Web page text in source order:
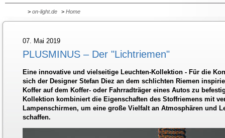
> on-light.de > Home
07. Mai 2019
PLUSMINUS – Der "Lichtriemen"
Eine innovative und vielseitige Leuchten-Kollektion - Für die
sich der Designer Stefan Diez an dem schlichten Riemen
Koffer auf dem Koffer- oder Fahrradträger eines Autos zu
Kollektion kombiniert die Eigenschaften des Stoffriemens mit
Lampenschirmen, um eine große Vielfalt an Atmosphären und
schaffen.